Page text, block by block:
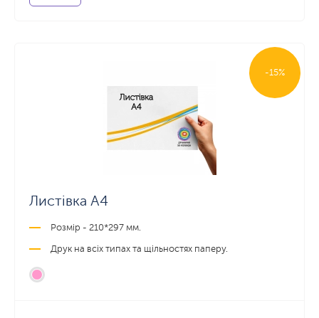
-15%
Листівка А4
Розмір - 210*297 мм.
Друк на всіх типах та щільностях паперу.